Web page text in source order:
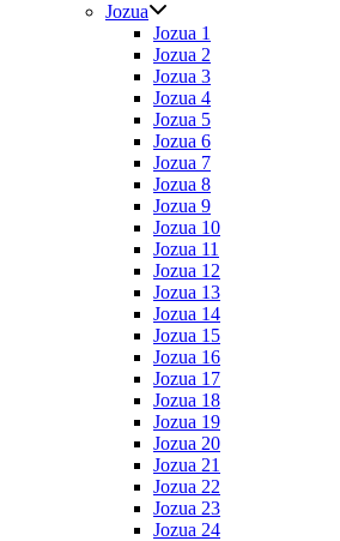
Jozua
Jozua 1
Jozua 2
Jozua 3
Jozua 4
Jozua 5
Jozua 6
Jozua 7
Jozua 8
Jozua 9
Jozua 10
Jozua 11
Jozua 12
Jozua 13
Jozua 14
Jozua 15
Jozua 16
Jozua 17
Jozua 18
Jozua 19
Jozua 20
Jozua 21
Jozua 22
Jozua 23
Jozua 24